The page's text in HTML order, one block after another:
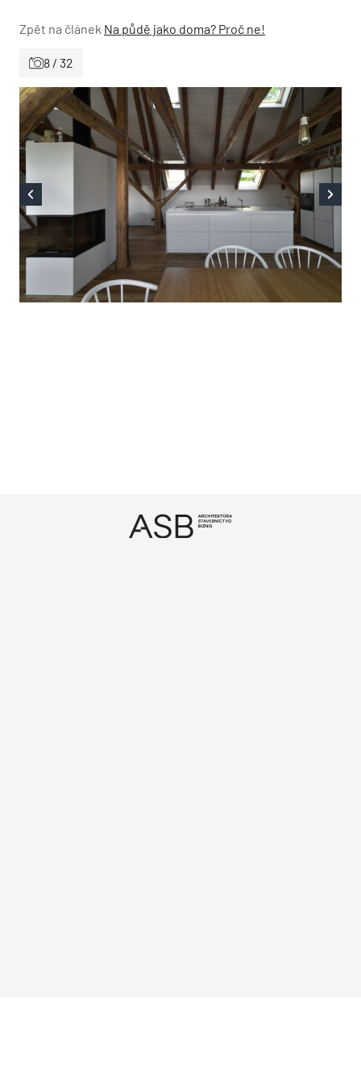
Zpět na článek Na půdě jako doma? Proč ne!
8 / 32